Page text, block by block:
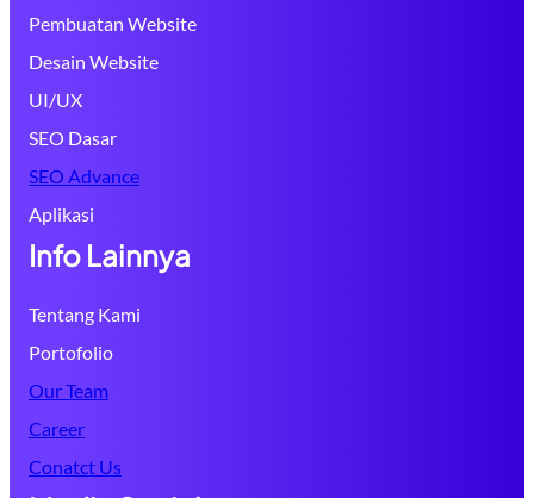
Pembuatan Website
Desain Website
UI/UX
SEO Dasar
SEO Advance
Aplikasi
Info Lainnya
Tentang Kami
Portofolio
Our Team
Career
Conatct Us